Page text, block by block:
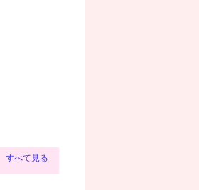
すべて見る